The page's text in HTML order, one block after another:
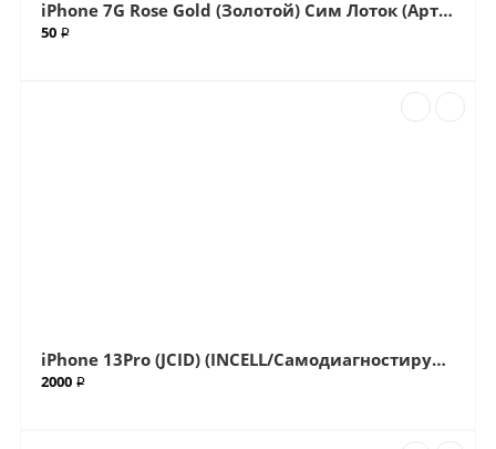
iPhone 7G Rose Gold (Золотой) Сим Лоток (Артик.ГС-763)
50 ₽
iPhone 13Pro (JCID) (INCELL/Самодиагностируемый) дисплей с привязкой (Артик.ГС-220)
2000 ₽